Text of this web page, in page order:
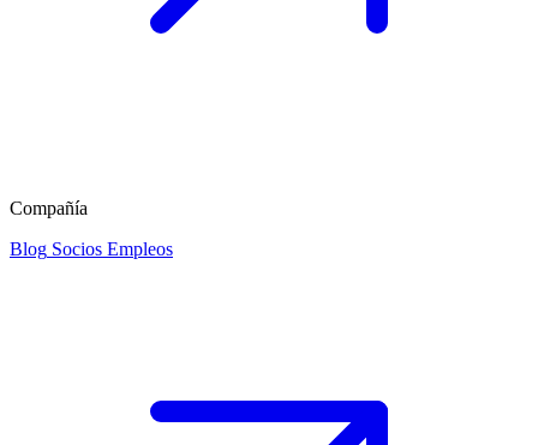
Compañía
Blog Socios Empleos